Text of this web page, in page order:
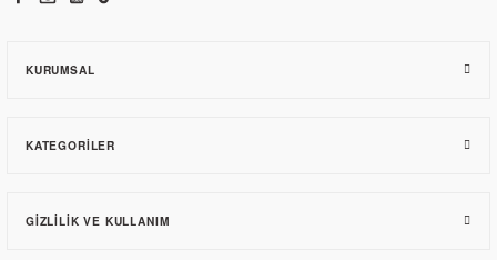
KURUMSAL
KATEGORILER
GIZLILIK VE KULLANIM